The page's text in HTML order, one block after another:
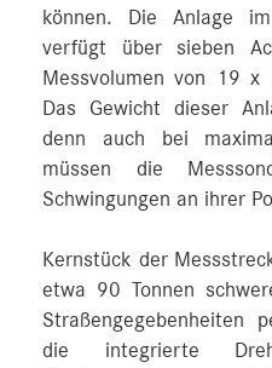
können. Die Anlage
verfügt über sieben
Messvolumen von 19
Das Gewicht dieser
denn auch bei
müssen die
Schwingungen an ihrer
Kernstück der
etwa 90 Tonnen
Straßengegebenheiten
die integrierte